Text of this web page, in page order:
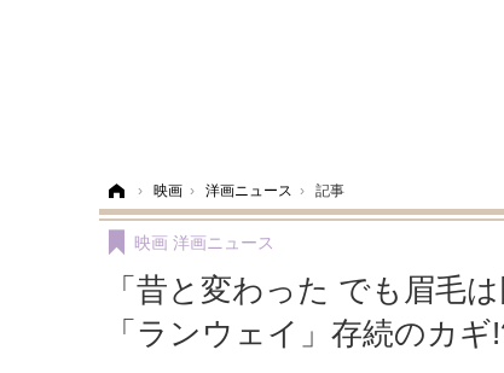
› 映画 › 洋画ニュース › 記事
「昔と変わった でも眉毛
「ランウェイ」存続のカ
映画 洋画ニュース